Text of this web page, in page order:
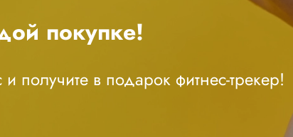
покупке!
получите в подарок фитнес-трекер!